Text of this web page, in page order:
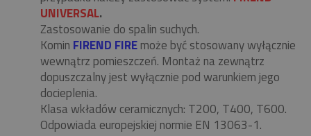
UNIVERSAL.
Zastosowanie do spalin suchych.
Komin FIREND FIREmoże być stosowany wyłącznie
wewnątrz pomieszczeń. Montaż na zewnątrz
dopuszczalny jest wyłącznie pod warunkiem jego
docieplenia.
Klasa wkładów ceramicznych: T200, T400, T600.
Odpowiada europejskiej normie EN 13063-1.